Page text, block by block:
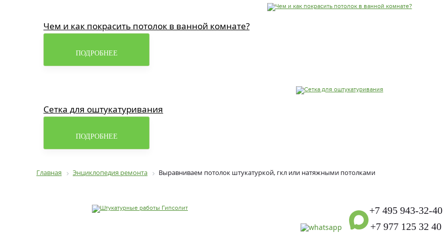
Чем и как покрасить потолок в ванной комнате?
ПОДРОБНЕЕ
Сетка для оштукатуривания
ПОДРОБНЕЕ
Главная Энциклопедия ремонта Выравниваем потолок штукатуркой, гкл или натяжными потолками
+7 495 943-32-40
+7 977 125 32 40